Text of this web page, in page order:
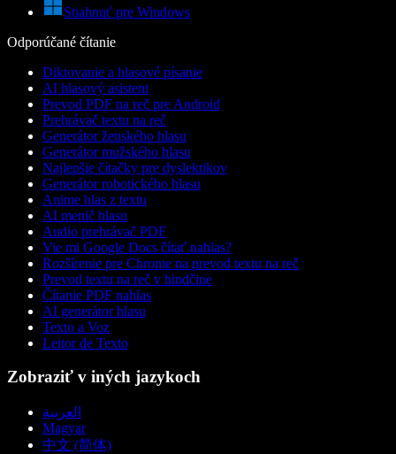
Stiahnuť pre Windows
Odporúčané čítanie
Diktovanie a hlasové písanie
AI hlasový asistent
Prevod PDF na reč pre Android
Prehrávač textu na reč
Generátor ženského hlasu
Generátor mužského hlasu
Najlepšie čítačky pre dyslektikov
Generátor robotického hlasu
Anime hlas z textu
AI menič hlasu
Audio prehrávač PDF
Vie mi Google Docs čítať nahlas?
Rozšírenie pre Chrome na prevod textu na reč
Prevod textu na reč v hindčine
Čítanie PDF nahlas
AI generátor hlasu
Texto a Voz
Leitor de Texto
Zobraziť v iných jazykoch
العربية
Magyar
中文 (简体)